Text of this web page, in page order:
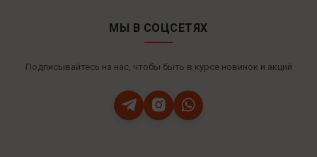
МЫ В СОЦСЕТЯХ
Подписывайтесь на нас, чтобы быть в курсе новинок и акций